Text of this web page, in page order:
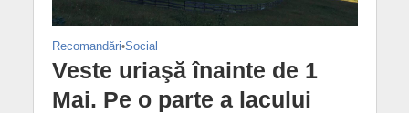
Recomandări•Social
Veste uriaşă înainte de 1
Mai. Pe o parte a lacului